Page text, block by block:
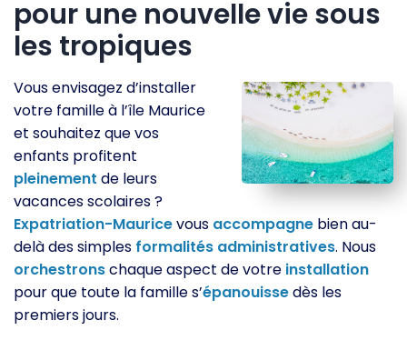
pour une nouvelle vie sous
les tropiques
Vous envisagez d’installer
votre famille à l’île Maurice
et souhaitez que vos
enfants profitent
pleinement de leurs
vacances scolaires ?
Expatriation-Mauricevous accompagne bien au-
delà des simples formalités administratives. Nous
orchestronschaque aspect de votre installation
pour que toute la famille s’épanouissedès les
premiers jours.